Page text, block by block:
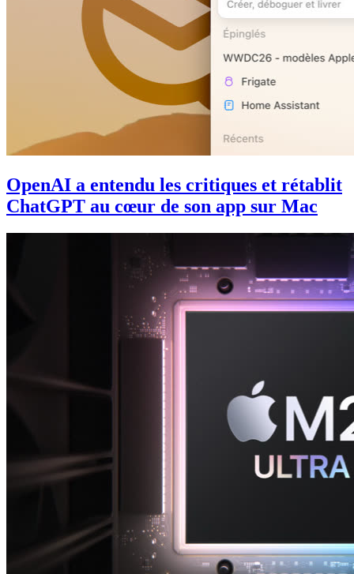
OpenAI a entendu les critiques et rétablit
ChatGPT au cœur de son app sur Mac